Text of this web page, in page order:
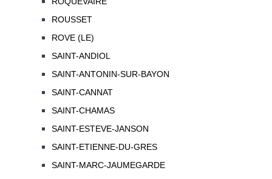
ROUSSET
ROVE (LE)
SAINT-ANDIOL
SAINT-ANTONIN-SUR-BAYON
SAINT-CANNAT
SAINT-CHAMAS
SAINT-ESTEVE-JANSON
SAINT-ETIENNE-DU-GRES
SAINT-MARC-JAUMEGARDE